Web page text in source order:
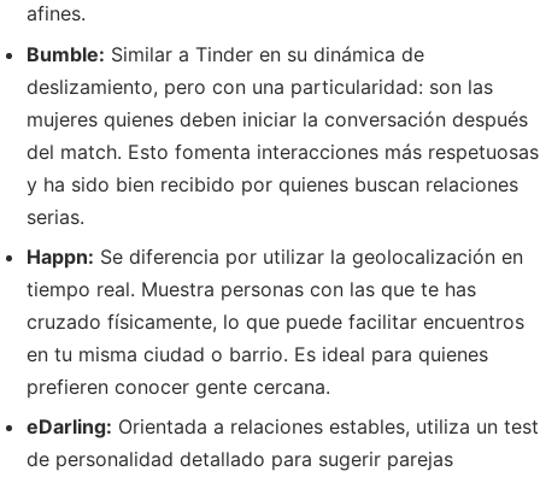
afines.
Bumble: Similar a Tinder en su dinámica de
deslizamiento, pero con una particularidad: son las
mujeres quienes deben iniciar la conversación después
del match. Esto fomenta interacciones más respetuosas
y ha sido bien recibido por quienes buscan relaciones
serias.
Happn: Se diferencia por utilizar la geolocalización en
tiempo real. Muestra personas con las que te has
cruzado físicamente, lo que puede facilitar encuentros
en tu misma ciudad o barrio. Es ideal para quienes
prefieren conocer gente cercana.
eDarling: Orientada a relaciones estables, utiliza un test
de personalidad detallado para sugerir parejas